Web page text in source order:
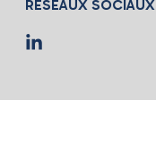
RÉSEAUX SOCIAUX